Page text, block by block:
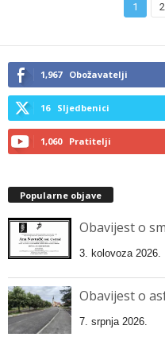
1 2
1,967 Obožavatelji
16 Sljedbenici
1,060 Pratitelji
Popularne objave
Obavijest o
3. kolovoza 2026.
Obavijest o
7. srpnja 2026.